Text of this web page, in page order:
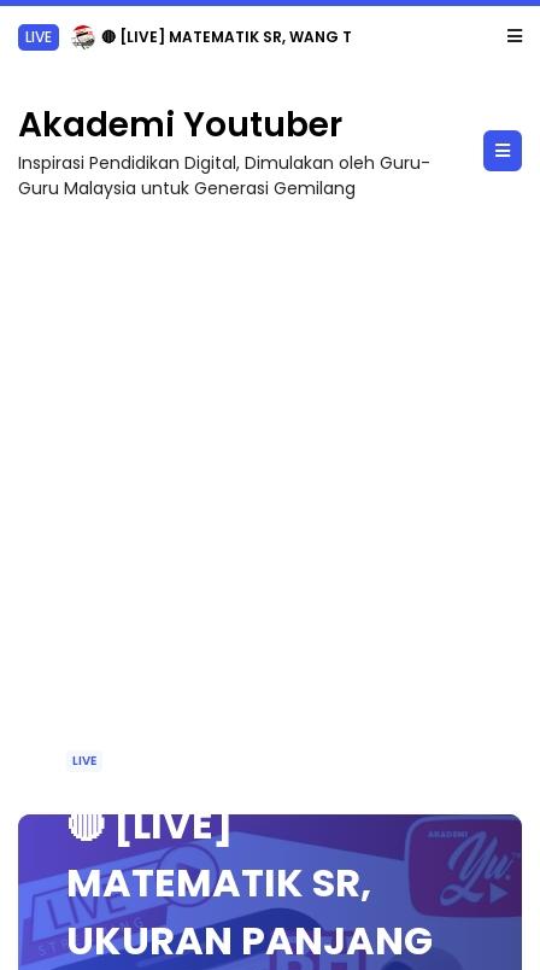
LIVE 🔴 [LIVE] MATEMATIK SR, WANG TAHUN 6 OLEH CIKGU ANITA #ALLINONE #141 #...
Akademi Youtuber
Inspirasi Pendidikan Digital, Dimulakan oleh Guru-
Guru Malaysia untuk Generasi Gemilang
LIVE
🔴 [LIVE]
MATEMATIK SR,
UKURAN PANJANG